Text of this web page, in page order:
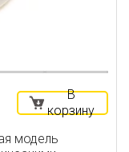
В
корзину
модель